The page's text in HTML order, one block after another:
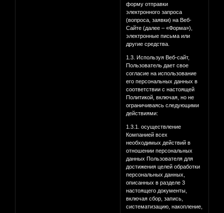
форму отправки
электронного запроса
(вопроса, заявки) на Веб-
Сайте (далее – «Форма»),
электронные письма или
другие средства.
1.3. Используя Веб-сайт,
Пользователь дает свое
согласие на использование
его персональных данных в
соответствии с настоящей
Политикой, включая, но не
ограничиваясь следующими
действиями:
1.3.1. осуществление
Компанией всех
необходимых действий в
отношении персональных
данных Пользователя для
достижения целей обработки
персональных данных,
описанных в разделе 3
настоящего документы,
включая сбор, запись,
систематизацию, накопление,